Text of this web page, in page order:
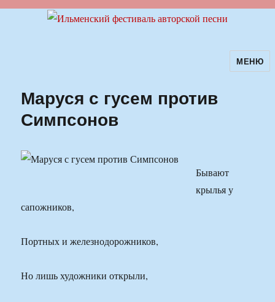
Ильменский фестиваль авторскойМЕНЮ
Маруся с гусем против
Симпсонов
Бывают
крылья у
сапожников,
Портных и железнодорожников,
Но лишь художники открыли,